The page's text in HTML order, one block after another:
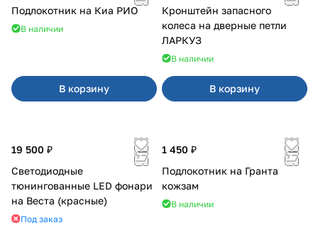
Подлокотник на Киа РИО
В наличии
В корзину
Кронштейн запасного
колеса на дверные петли
ЛАРКУЗ
В наличии
В корзину
19 500 ₽
Светодиодные
тюнингованные LED фонари
на Веста (красные)
Под заказ
1 450 ₽
Подлокотник на Гранта
кожзам
В наличии